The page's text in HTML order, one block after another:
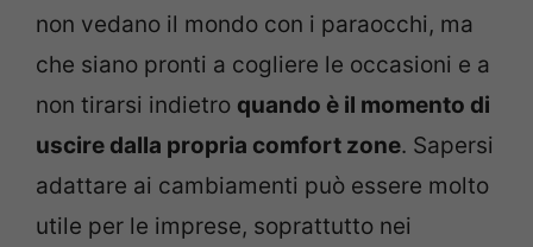
non vedano il mondo con i paraocchi, ma
che siano pronti a cogliere le occasioni e a
non tirarsi indietro quando è il momento di
uscire dalla propria comfort zone. Sapersi
adattare ai cambiamenti può essere molto
utile per le imprese, soprattutto nei